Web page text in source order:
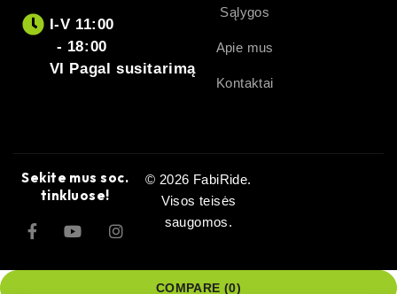
I-V 11:00
- 18:00
VI Pagal susitarimą
Sąlygos
Apie mus
Kontaktai
Sekite mus soc.
tinkluose!
© 2026 FabiRide.
Visos teisės
saugomos.
COMPARE (0)